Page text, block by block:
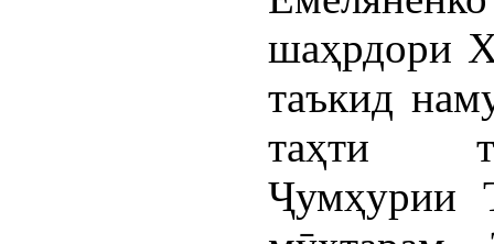
шаҳрдори
таъкид
таҳти
Ҷумҳурии